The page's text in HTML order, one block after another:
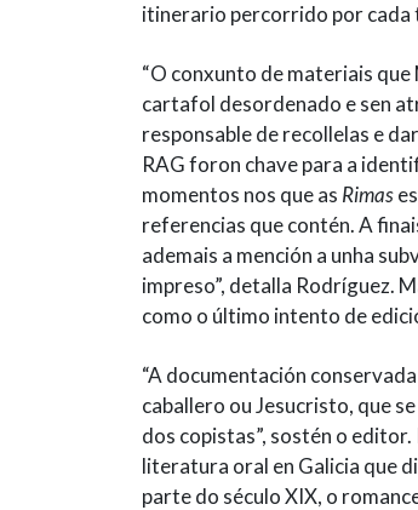
itinerario percorrido por
“O conxunto de materiais
cartafol desordenado e sen
responsable de recollelas e
RAG foron chave para a
momentos nos que as Rimas
referencias que contén. A
ademais a mención a unha
impreso”, detalla Rodríguez.
como o último intento de
“A documentación
caballero ou Jesucristo, que
dos copistas”, sostén o
literatura oral en Galicia que
parte do século XIX, o